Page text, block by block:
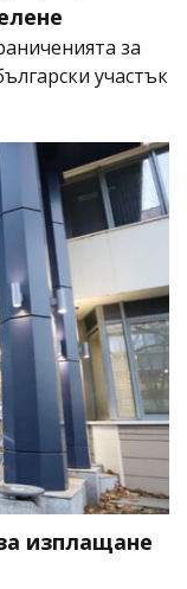
за
участък
изплащане